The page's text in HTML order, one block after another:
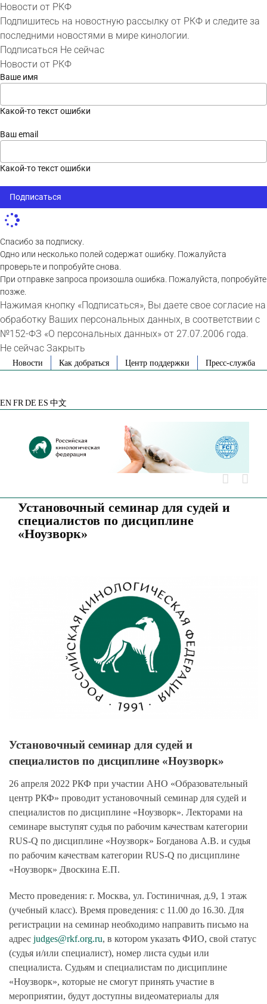
Новости от РКФ
Подпишитесь на новостную рассылку от РКФ и следите за
последними новостями в мире кинологии.
Подписаться Не сейчас
Новости от РКФ
Ваше имя
Какой-то текст ошибки
Ваш email
Какой-то текст ошибки
Подписаться
Спасибо за подписку.
Одно или несколько полей содержат ошибку. Пожалуйста
проверьте и попробуйте снова.
При отправке запроса произошла ошибка. Пожалуйста, попробуйте
позже.
Нажимая кнопку «Подписаться», Вы даете свое согласие на
обработку Ваших персональных данных, в соответствии с
№152-ФЗ «О персональных данных» от 27.07.2006 года.
Не сейчас Закрыть
SkipНовости Как добраться Центр поддержки Пресс-служба
EN FR DE ES 中文
Установочный семинар для судей и
специалистов по дисциплине
«Ноузворк»
Установочный семинар для судей и
специалистов по дисциплине «Ноузворк»
26 апреля 2022 РКФ при участии АНО «Образовательный
центр РКФ» проводит установочный семинар для судей и
специалистов по дисциплине «Ноузворк». Лекторами на
семинаре выступят судья по рабочим качествам категории
RUS-Q по дисциплине «Ноузворк» Богданова А.В. и судья
по рабочим качествам категории RUS-Q по дисциплине
«Ноузворк» Двоскина Е.П.
Место проведения: г. Москва, ул. Гостиничная, д.9, 1 этаж
(учебный класс). Время проведения: с 11.00 до 16.30. Для
регистрации на семинар необходимо направить письмо на
адрес judges@rkf.org.ru, в котором указать ФИО, свой статус
(судья и/или специалист), номер листа судьи или
специалиста. Судьям и специалистам по дисциплине
«Ноузворк», которые не смогут принять участие в
мероприятии, будут доступны видеоматериалы для